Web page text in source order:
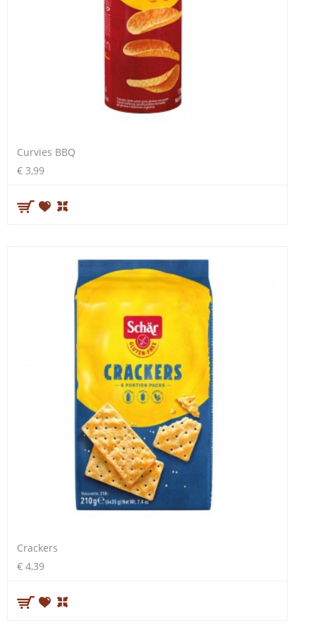
Curvies BBQ
€ 3,99
Crackers
€ 4,39